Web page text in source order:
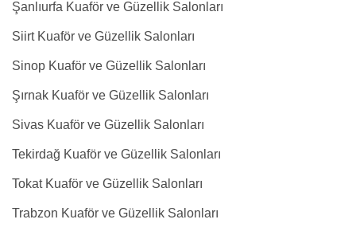
Şanlıurfa Kuaför ve Güzellik Salonları
Siirt Kuaför ve Güzellik Salonları
Sinop Kuaför ve Güzellik Salonları
Şırnak Kuaför ve Güzellik Salonları
Sivas Kuaför ve Güzellik Salonları
Tekirdağ Kuaför ve Güzellik Salonları
Tokat Kuaför ve Güzellik Salonları
Trabzon Kuaför ve Güzellik Salonları